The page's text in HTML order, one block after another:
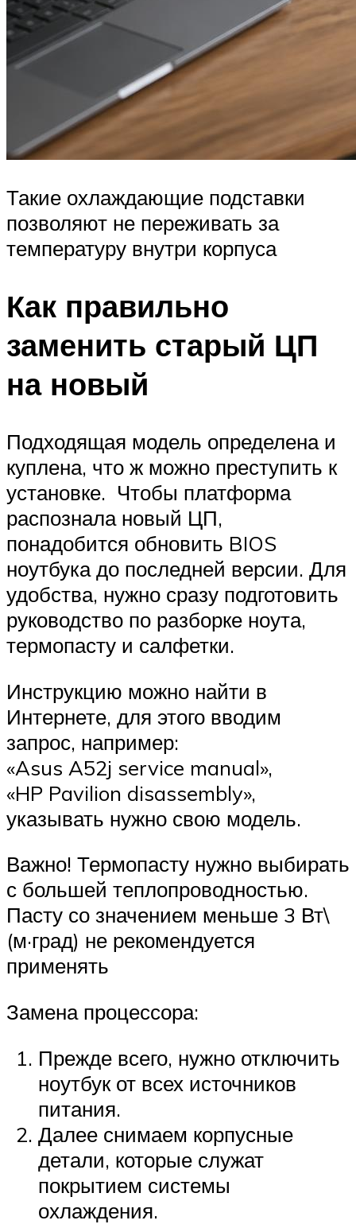
Такие охлаждающие подставки
позволяют не переживать за
температуру внутри корпуса
Как правильно
заменить старый ЦП
на новый
Подходящая модель определена и
куплена, что ж можно преступить к
установке. Чтобы платформа
распознала новый ЦП,
понадобится обновить BIOS
ноутбука до последней версии. Для
удобства, нужно сразу подготовить
руководство по разборке ноута,
термопасту и салфетки.
Инструкцию можно найти в
Интернете, для этого вводим
запрос, например:
«Asus A52j service manual»,
«HP Pavilion disassembly»,
указывать нужно свою модель.
Важно! Термопасту нужно выбирать
с большей теплопроводностью.
Пасту со значением меньше 3 Вт\
(м·град) не рекомендуется
применять
Замена процессора:
Прежде всего, нужно отключить
ноутбук от всех источников
питания.
Далее снимаем корпусные
детали, которые служат
покрытием системы
охлаждения.